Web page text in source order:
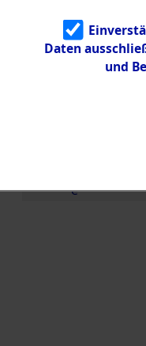
Identifizierun
g
5.3.3
e
Daten
und